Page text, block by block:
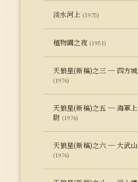
淡水河上 (1975)
植物園之夜 (1951)
天狼星(新稿)之三 ─ 四方城
(1976)
天狼星(新稿)之五 ─ 海軍上
尉 (1976)
天狼星(新稿)之六 ─ 大武山
(1976)